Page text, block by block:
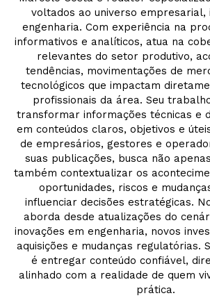
voltados ao universo empresarial,
engenharia. Com experiência na
informativos e analíticos, atua na
relevantes do setor produtivo,
tendências, movimentações de
tecnológicos que impactam
profissionais da área. Seu
transformar informações técnicas e
em conteúdos claros, objetivos e
de empresários, gestores e
suas publicações, busca não
também contextualizar os
oportunidades, riscos e
influenciar decisões estratégicas.
aborda desde atualizações do
inovações em engenharia, novos
aquisições e mudanças regulatórias.
é entregar conteúdo confiável,
alinhado com a realidade de quem
prática.